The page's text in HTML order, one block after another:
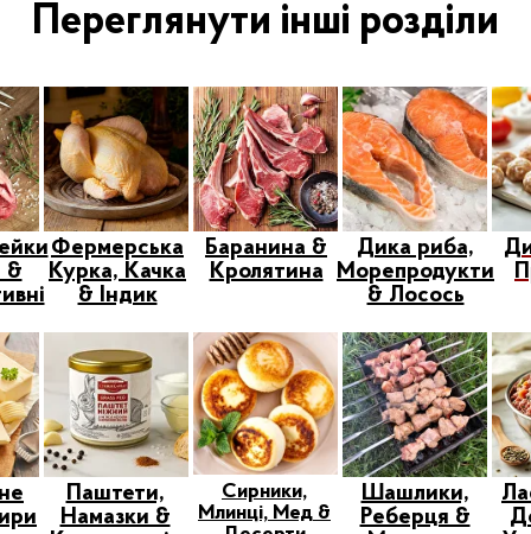
Переглянути інші розділи
&
Фермерська
Курка, Качка
& Індик
Баранина &
Кролятина
Шашлики,
Реберця &
Дика риба,
Морепродукти
& Лосось
Сирники,
Млинці, Мед &
Паштети,
Намазки &